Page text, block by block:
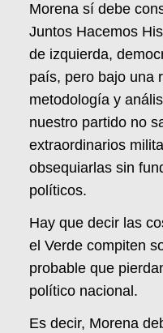
Morena sí debe
Juntos Hacemos
de izquierda,
país, pero bajo una
metodología y
nuestro partido no
extraordinarios
obsequiarlas sin
políticos.
Hay que decir las
el Verde compiten
probable que
político nacional.
Es decir, Morena